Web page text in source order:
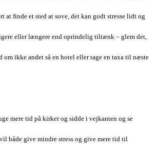
at finde et sted at sove, det kan godt stresse lidt og
eller længere end oprindelig tiltænk – glem det,
om ikke andet så en hotel eller tage en taxa til næste
mere tid på kirker og sidde i vejkanten og se
både give mindre stress og give mere tid til